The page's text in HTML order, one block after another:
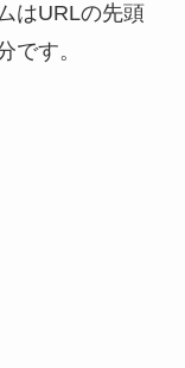
はURLの先頭
です。